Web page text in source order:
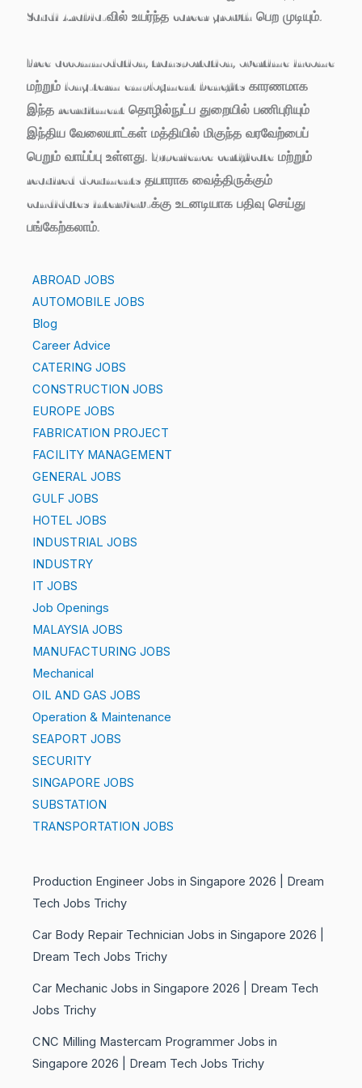
Saudi Arabia-வில் உயர்ந்த career growth பெற முடியும்.
Free accommodation, transportation, overtime income
மற்றும் long-term employment benefits காரணமாக
இந்த recruitment தொழில்நுட்ப துறையில் பணிபுரியும்
இந்திய வேலையாட்கள் மத்தியில் மிகுந்த வரவேற்பைப்
பெறும் வாய்ப்பு உள்ளது. Experience certificate மற்றும்
required documents தயாராக வைத்திருக்கும்
candidates interview-க்கு உடனடியாக பதிவு செய்து
பங்கேற்கலாம்.
ABROAD JOBS
AUTOMOBILE JOBS
Blog
Career Advice
CATERING JOBS
CONSTRUCTION JOBS
EUROPE JOBS
FABRICATION PROJECT
FACILITY MANAGEMENT
GENERAL JOBS
GULF JOBS
HOTEL JOBS
INDUSTRIAL JOBS
INDUSTRY
IT JOBS
Job Openings
MALAYSIA JOBS
MANUFACTURING JOBS
Mechanical
OIL AND GAS JOBS
Operation & Maintenance
SEAPORT JOBS
SECURITY
SINGAPORE JOBS
SUBSTATION
TRANSPORTATION JOBS
Production Engineer Jobs in Singapore 2026 | Dream
Tech Jobs Trichy
Car Body Repair Technician Jobs in Singapore 2026 |
Dream Tech Jobs Trichy
Car Mechanic Jobs in Singapore 2026 | Dream Tech
Jobs Trichy
CNC Milling Mastercam Programmer Jobs in
Singapore 2026 | Dream Tech Jobs Trichy